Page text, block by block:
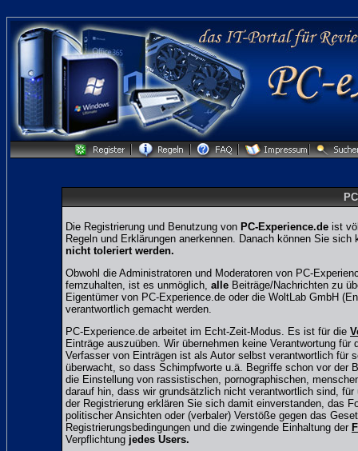
Die Registrierung und Benutzung von PC-Experience.de ist
Regeln und Erklärungen anerkennen. Danach können Sie
nicht toleriert werden.
Obwohl die Administratoren und Moderatoren von PC-
fernzuhalten, ist es unmöglich, alle Beiträge/Nachrichten zu
Eigentümer von PC-Experience.de oder die WoltLab GmbH
verantwortlich gemacht werden.
PC-Experience.de arbeitet im Echt-Zeit-Modus. Es ist für die
Einträge auszuüben. Wir übernehmen keine Verantwortung
Verfasser von Einträgen ist als Autor selbst verantwortlich für
überwacht, so dass Schimpfworte u.ä. Begriffe schon vor der
die Einstellung von rassistischen, pornographischen,
darauf hin, dass wir grundsätzlich nicht verantwortlich sind,
der Registrierung erklären Sie sich damit einverstanden, das
politischer Ansichten oder (verbaler) Verstöße gegen das
Registrierungsbedingungen und die zwingende Einhaltung der
Verpflichtung jedes Users.